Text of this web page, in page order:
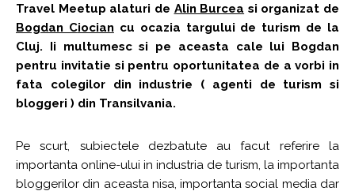
Travel Meetup alaturi de Alin Burcea si organizat de
Bogdan Ciocian cu ocazia targului de turism de la
Cluj. Ii multumesc si pe aceasta cale lui Bogdan
pentru invitatie si pentru oportunitatea de a vorbi in
fata colegilor din industrie ( agenti de turism si
bloggeri ) din Transilvania.
Pe scurt, subiectele dezbatute au facut referire la
importanta online-ului in industria de turism, la importanta
bloggerilor din aceasta nisa, importanta social media dar